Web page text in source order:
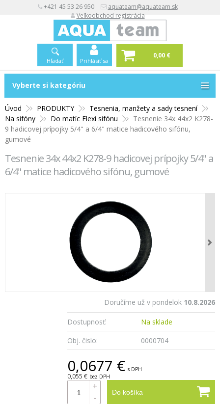
+421 45 53 26 950
aquateam@aquateam.sk
Veľkoobchod registrácia
Hľadať Prihlásiť sa
0,00 €
Vyberte si kategóriu
Úvod PRODUKTY
Tesnenia, manžety a sady tesnení
Na sifóny
Do matíc Flexi sifónu
Tesnenie 34x 44x2 K278-
9 hadicovej prípojky 5/4" a 6/4" matice hadicového sifónu,
gumové
Tesnenie 34x 44x2 K278-9 hadicovej prípojky 5/4" a
6/4" matice hadicového sifónu, gumové
Doručíme už v pondelok 10.8.2026
Dostupnosť:
Na sklade
Obj. čislo:
0000704
0,0677 € s DPH
0,055 € bez DPH
Do košíka
+
-
Vyberte si kategóriu